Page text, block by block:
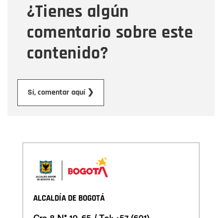
¿Tienes algún
comentario sobre este
contenido?
Sí, comentar aquí ❯
Mensaje
ALCALDÍA DE BOGOTÁ